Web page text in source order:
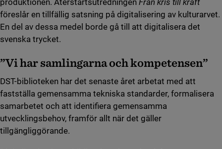
produktionen. Återstartsutredningen Från kris till kraft
föreslår en tillfällig satsning på digitalisering av kulturarvet.
En del av dessa medel borde gå till att digitalisera det
svenska trycket.
”Vi har samlingarna och kompetensen”
DST-biblioteken har det senaste året arbetat med att
fastställa gemensamma tekniska standarder, formalisera
samarbetet och att identifiera gemensamma
utvecklingsbehov, framför allt när det gäller
tillgängliggörande.